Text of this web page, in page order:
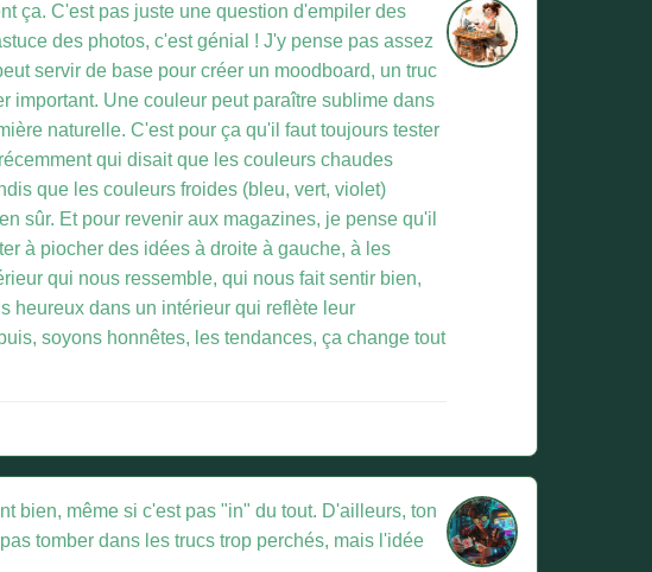
ça. C'est pas juste une question d'empiler des
des photos, c'est génial ! J'y pense pas assez
servir de base pour créer un moodboard, un truc
important. Une couleur peut paraître sublime dans
naturelle. C'est pour ça qu'il faut toujours tester
qui disait que les couleurs chaudes
que les couleurs froides (bleu, vert, violet)
sûr. Et pour revenir aux magazines, je pense qu'il
à piocher des idées à droite à gauche, à les
qui nous ressemble, qui nous fait sentir bien,
heureux dans un intérieur qui reflète leur
soyons honnêtes, les tendances, ça change tout
bien, même si c'est pas "in" du tout. D'ailleurs, ton
tomber dans les trucs trop perchés, mais l'idée